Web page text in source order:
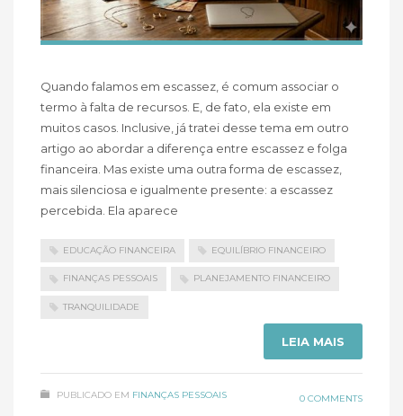
Quando falamos em escassez, é comum associar o
termo à falta de recursos. E, de fato, ela existe em
muitos casos. Inclusive, já tratei desse tema em outro
artigo ao abordar a diferença entre escassez e folga
financeira. Mas existe uma outra forma de escassez,
mais silenciosa e igualmente presente: a escassez
percebida. Ela aparece
EDUCAÇÃO FINANCEIRA EQUILÍBRIO FINANCEIRO
FINANÇAS PESSOAIS PLANEJAMENTO FINANCEIRO
TRANQUILIDADE
LEIA MAIS
PUBLICADO EM FINANÇAS PESSOAIS 0 COMMENTS